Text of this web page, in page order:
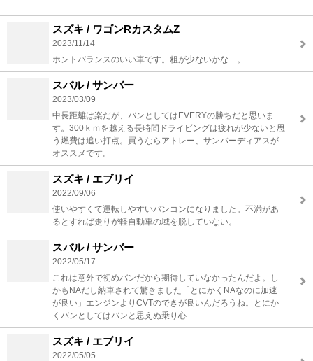
スズキ / ワゴンRカスタムZ
2023/11/14
ホントバランスのいい車です。粗が少ないかな…。
スバル / サンバー
2023/03/09
中長距離は楽だが、バンとしてはEVERYの勝ちだと思いま
す。300ｋｍを越える長時間ドライビングは疲れが少ないと思
う燃費は追い打点。買うならアトレー、サンバーディアスが
オススメです。
スズキ / エブリイ
2022/09/06
使いやすくて運転しやすいバンコンになりました。不満があ
るとすれば走りが軽自動車の域を脱していない。
スバル / サンバー
2022/05/17
これは意外で初めバンだから期待していなかったんだよ。し
かもNAだし納車されて驚きました「とにかくNAなのに加速
が良い」エンジンよりCVTのできが良いんだろうね。とにか
くバンとしてはバンと思えぬ乗り心 ...
スズキ / エブリイ
2022/05/05